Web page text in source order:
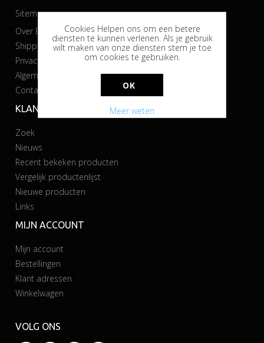
Sitemap
Over Bobtuning
Shipping & returns
Privacy & Cookies
Algemene voorwaarden
Contact
KLANTENSERVICE
Zoek
Nieuws
Recent bekeken producten
Vergelijk productenlijst
Nieuwe producten
Links
MIJN ACCOUNT
Mijn account
Bestellingen
Klant adressen
Winkelwagen
VOLG ONS
Cookies Helpen ons om een betere
diensten te kunnen verlenen. Als je gebruik
wilt maken van onze diensten stem je toe
om cookies te gebruiken.
OK
Meer weten